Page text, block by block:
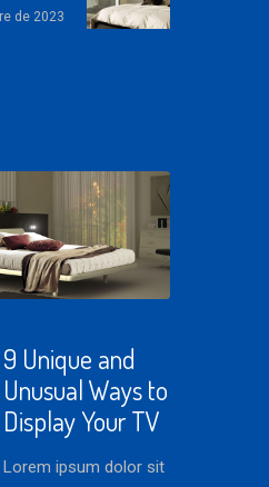
de 2023
9 Unique and
Unusual Ways to
Display Your TV
Lorem ipsum dolor sit